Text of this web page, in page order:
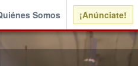
Somos ¡Anúnciate!